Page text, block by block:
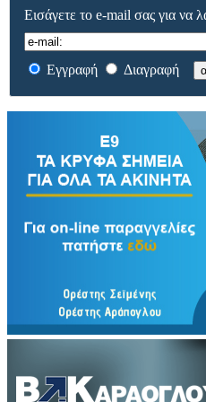
Εισάγετε το e-mail σας για να
Εγγραφή Διαγραφή